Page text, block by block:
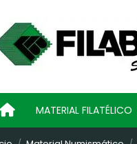
MATERIAL FILATÉLICO